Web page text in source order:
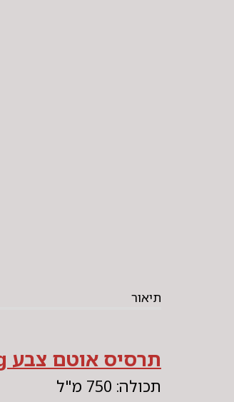
תיאור
תרסיס אוטם צבע SONAX Ceramic Spray Coating
תכולה: 750 מ"ל